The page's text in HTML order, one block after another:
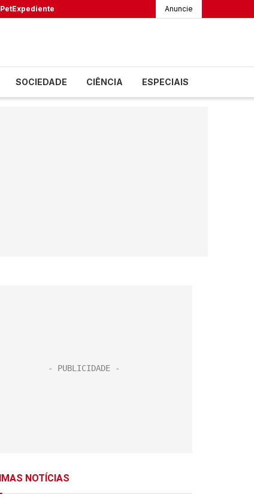
PetExpediente Anuncie
SOCIEDADE CIÊNCIA ESPECIAIS